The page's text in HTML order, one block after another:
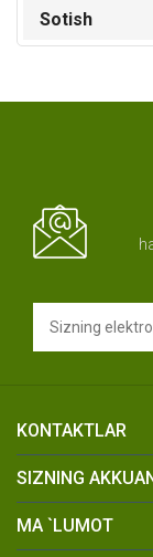
Sotish
KONTAKTLAR
SIZNING
MA `LUMOT